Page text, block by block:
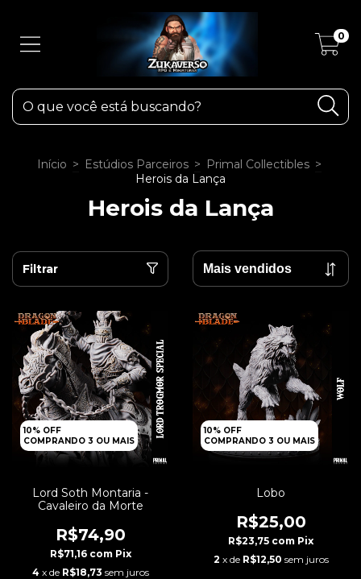
0
Início > Estúdios Parceiros > Primal Collectibles >
Herois da Lança
Herois da Lança
Filtrar
10% OFF
COMPRANDO 3 OU MAIS
Lord Soth Montaria -
Cavaleiro da Morte
R$74,90
R$71,16 com Pix
4 x de R$18,73 sem juros
10% OFF
COMPRANDO 3 OU MAIS
Lobo
R$25,00
R$23,75 com Pix
2 x de R$12,50 sem juros